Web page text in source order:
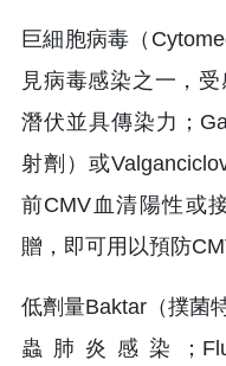
巨細胞病毒（
見病毒感染之一，
潛伏並具傳染力；
射劑）或
前CMV血清陽性或
贈，即可用以預防
低劑量Baktar（撲菌
蟲肺炎感染；